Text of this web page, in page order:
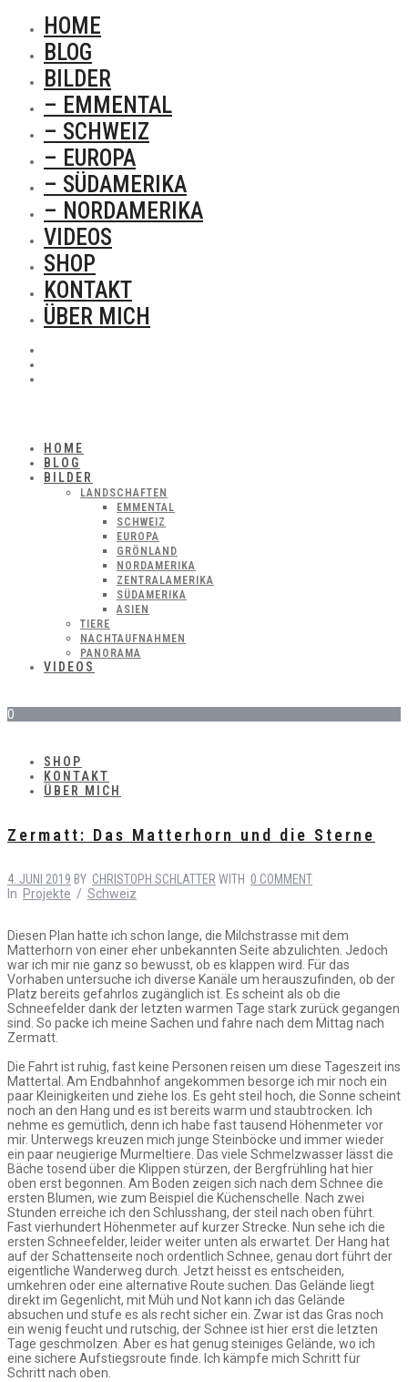
HOME
BLOG
BILDER
– EMMENTAL
– SCHWEIZ
– EUROPA
– SÜDAMERIKA
– NORDAMERIKA
VIDEOS
SHOP
KONTAKT
ÜBER MICH
HOME
BLOG
BILDER
LANDSCHAFTEN
EMMENTAL
SCHWEIZ
EUROPA
GRÖNLAND
NORDAMERIKA
ZENTRALAMERIKA
SÜDAMERIKA
ASIEN
TIERE
NACHTAUFNAHMEN
PANORAMA
VIDEOS
0
SHOP
KONTAKT
ÜBER MICH
Zermatt: Das Matterhorn und die Sterne
4. JUNI 2019 BY CHRISTOPH SCHLATTER WITH 0 COMMENT
In Projekte / Schweiz
Diesen Plan hatte ich schon lange, die Milchstrasse mit dem
Matterhorn von einer eher unbekannten Seite abzulichten. Jedoch
war ich mir nie ganz so bewusst, ob es klappen wird. Für das
Vorhaben untersuche ich diverse Kanäle um herauszufinden, ob der
Platz bereits gefahrlos zugänglich ist. Es scheint als ob die
Schneefelder dank der letzten warmen Tage stark zurück gegangen
sind. So packe ich meine Sachen und fahre nach dem Mittag nach
Zermatt.
Die Fahrt ist ruhig, fast keine Personen reisen um diese Tageszeit ins
Mattertal. Am Endbahnhof angekommen besorge ich mir noch ein
paar Kleinigkeiten und ziehe los. Es geht steil hoch, die Sonne scheint
noch an den Hang und es ist bereits warm und staubtrocken. Ich
nehme es gemütlich, denn ich habe fast tausend Höhenmeter vor
mir. Unterwegs kreuzen mich junge Steinböcke und immer wieder
ein paar neugierige Murmeltiere. Das viele Schmelzwasser lässt die
Bäche tosend über die Klippen stürzen, der Bergfrühling hat hier
oben erst begonnen. Am Boden zeigen sich nach dem Schnee die
ersten Blumen, wie zum Beispiel die Küchenschelle. Nach zwei
Stunden erreiche ich den Schlusshang, der steil nach oben führt.
Fast vierhundert Höhenmeter auf kurzer Strecke. Nun sehe ich die
ersten Schneefelder, leider weiter unten als erwartet. Der Hang hat
auf der Schattenseite noch ordentlich Schnee, genau dort führt der
eigentliche Wanderweg durch. Jetzt heisst es entscheiden,
umkehren oder eine alternative Route suchen. Das Gelände liegt
direkt im Gegenlicht, mit Müh und Not kann ich das Gelände
absuchen und stufe es als recht sicher ein. Zwar ist das Gras noch
ein wenig feucht und rutschig, der Schnee ist hier erst die letzten
Tage geschmolzen. Aber es hat genug steiniges Gelände, wo ich
eine sichere Aufstiegsroute finde. Ich kämpfe mich Schritt für
Schritt nach oben.